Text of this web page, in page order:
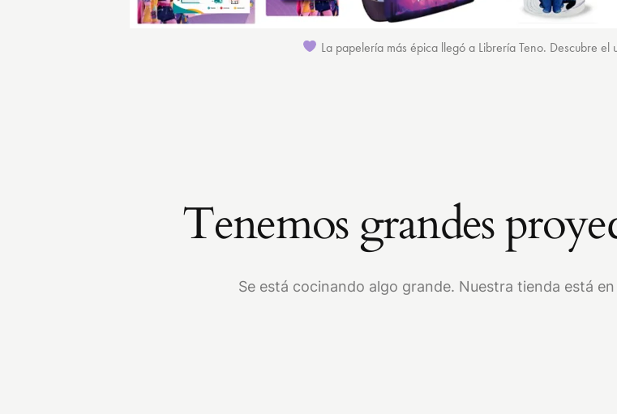
La papelería más épica llegó a Librería Teno. Descubre el
Tenemos grandes
Se está cocinando algo grande. Nuestra tienda está